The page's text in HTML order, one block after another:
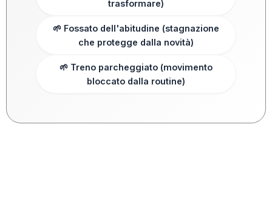
trasformare)
🌱 Fossato dell'abitudine (stagnazione
che protegge dalla novità)
🌱 Treno parcheggiato (movimento
bloccato dalla routine)